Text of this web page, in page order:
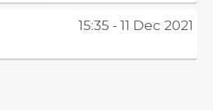
15:35 - 11 Dec 2021